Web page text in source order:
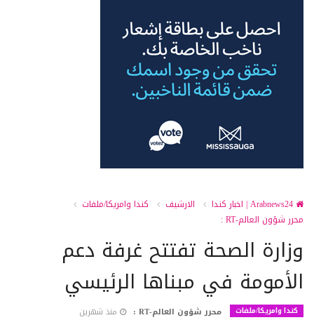
الارشيف
كندا وامريكا/ملفات
محرر شؤون العالم-RT :
وزارة الصحة تفتتح غرفة دعم
الأمومة في مبناها الرئيسي​​
كندا وامريكا/ملفات محرر شؤون العالم-RT : منذ شهرين